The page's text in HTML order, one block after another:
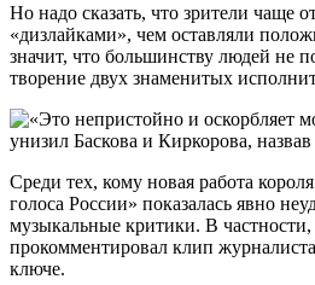
Но надо сказать, что зрители чаще
«дизлайками», чем оставляли
значит, что большинству людей не
творение двух знаменитых
Среди тех, кому новая работа
голоса России» показалась явно
музыкальные критики. В
прокомментировал клип
ключе.